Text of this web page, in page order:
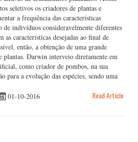
seletivos os criadores de plantas e
a frequência das características
de indivíduos consideravelmente diferentes
as características desejadas ao final de
então, a obtenção de uma grande
plantas. Darwin interveio diretamente em
como criador de pombos, na sua
para a evolução das espécies, sendo uma
01-10-2016 Read Article